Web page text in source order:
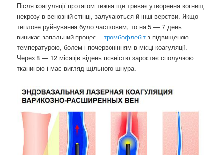
Після коагуляції протягом тижня ще триває утворення вогнищ
некрозу в венозній стінці, залучаються й інші верстви. Якщо
теплове руйнування було частковим, то на 5 — 7 день
виникає запальний процес –тромбофлебіт з підвищеною
температурою, болем і почервонінням в місці коагуляції.
Через 8 — 12 місяців відень повністю заростає сполучною
тканиною і має вигляд щільного шнура.